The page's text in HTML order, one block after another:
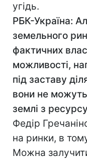
угідь.
РБК-Україна:
земельного
фактичних
можливості,
під заставу
вони не
землі з
Федір
на ринки, в
Можна